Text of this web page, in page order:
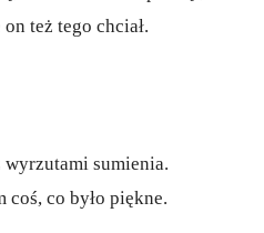
on też tego chciał.
sumienia.
coś, co było piękne.